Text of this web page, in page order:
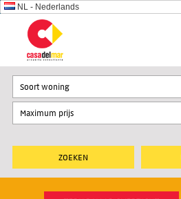
NL - Nederlands
Soort woning